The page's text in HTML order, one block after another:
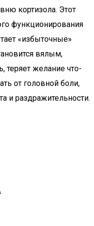
кортизола. Этот
функционирования
«избыточные»
вялым,
теряет желание что-
от головной боли,
и раздражительности.